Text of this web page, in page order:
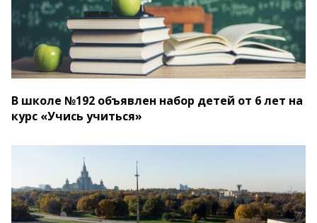
В школе №192 объявлен набор детей от 6 лет на
курс «Учись учиться»